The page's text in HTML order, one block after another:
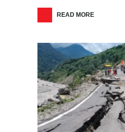
READ MORE